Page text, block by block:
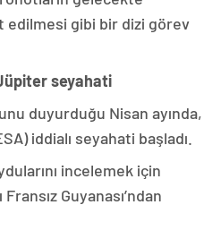
edilmesi gibi bir dizi görev
seyahati
duyurduğu Nisan ayında,
iddialı seyahati başladı.
incelemek için
Guyanası’ndan